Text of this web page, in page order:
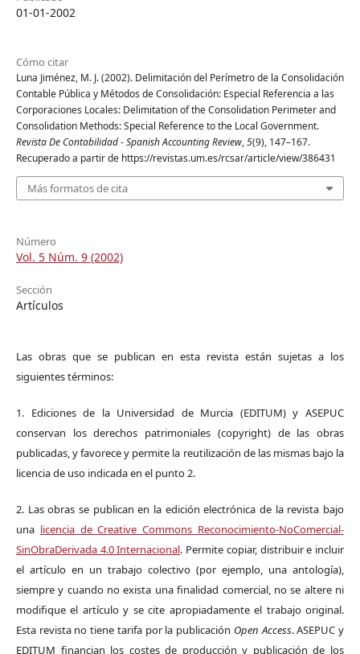
01-01-2002
Cómo citar
Luna Jiménez, M. J. (2002). Delimitación del Perímetro de la Consolidación
Contable Pública y Métodos de Consolidación: Especial Referencia a las
Corporaciones Locales: Delimitation of the Consolidation Perimeter and
Consolidation Methods: Special Reference to the Local Government.
Revista De Contabilidad - Spanish Accounting Review,5(9), 147–167.
Recuperado a partir de https://revistas.um.es/rcsar/article/view/386431
Más formatos de cita
Número
Vol. 5 Núm. 9 (2002)
Sección
Artículos
Las obras que se publican en esta revista están sujetas a los
siguientes términos:
1. Ediciones de la Universidad de Murcia (EDITUM) y ASEPUC
conservan los derechos patrimoniales (copyright) de las obras
publicadas, y favorece y permite la reutilización de las mismas bajo la
licencia de uso indicada en el punto 2.
2. Las obras se publican en la edición electrónica de la revista bajo
una licencia de Creative Commons Reconocimiento-NoComercial-
SinObraDerivada 4.0 Internacional. Permite copiar, distribuir e incluir
el artículo en un trabajo colectivo (por ejemplo, una antología),
siempre y cuando no exista una finalidad comercial, no se altere ni
modifique el artículo y se cite apropiadamente el trabajo original.
Esta revista no tiene tarifa por la publicación Open Access. ASEPUC y
EDITUM financian los costes de producción y publicación de los